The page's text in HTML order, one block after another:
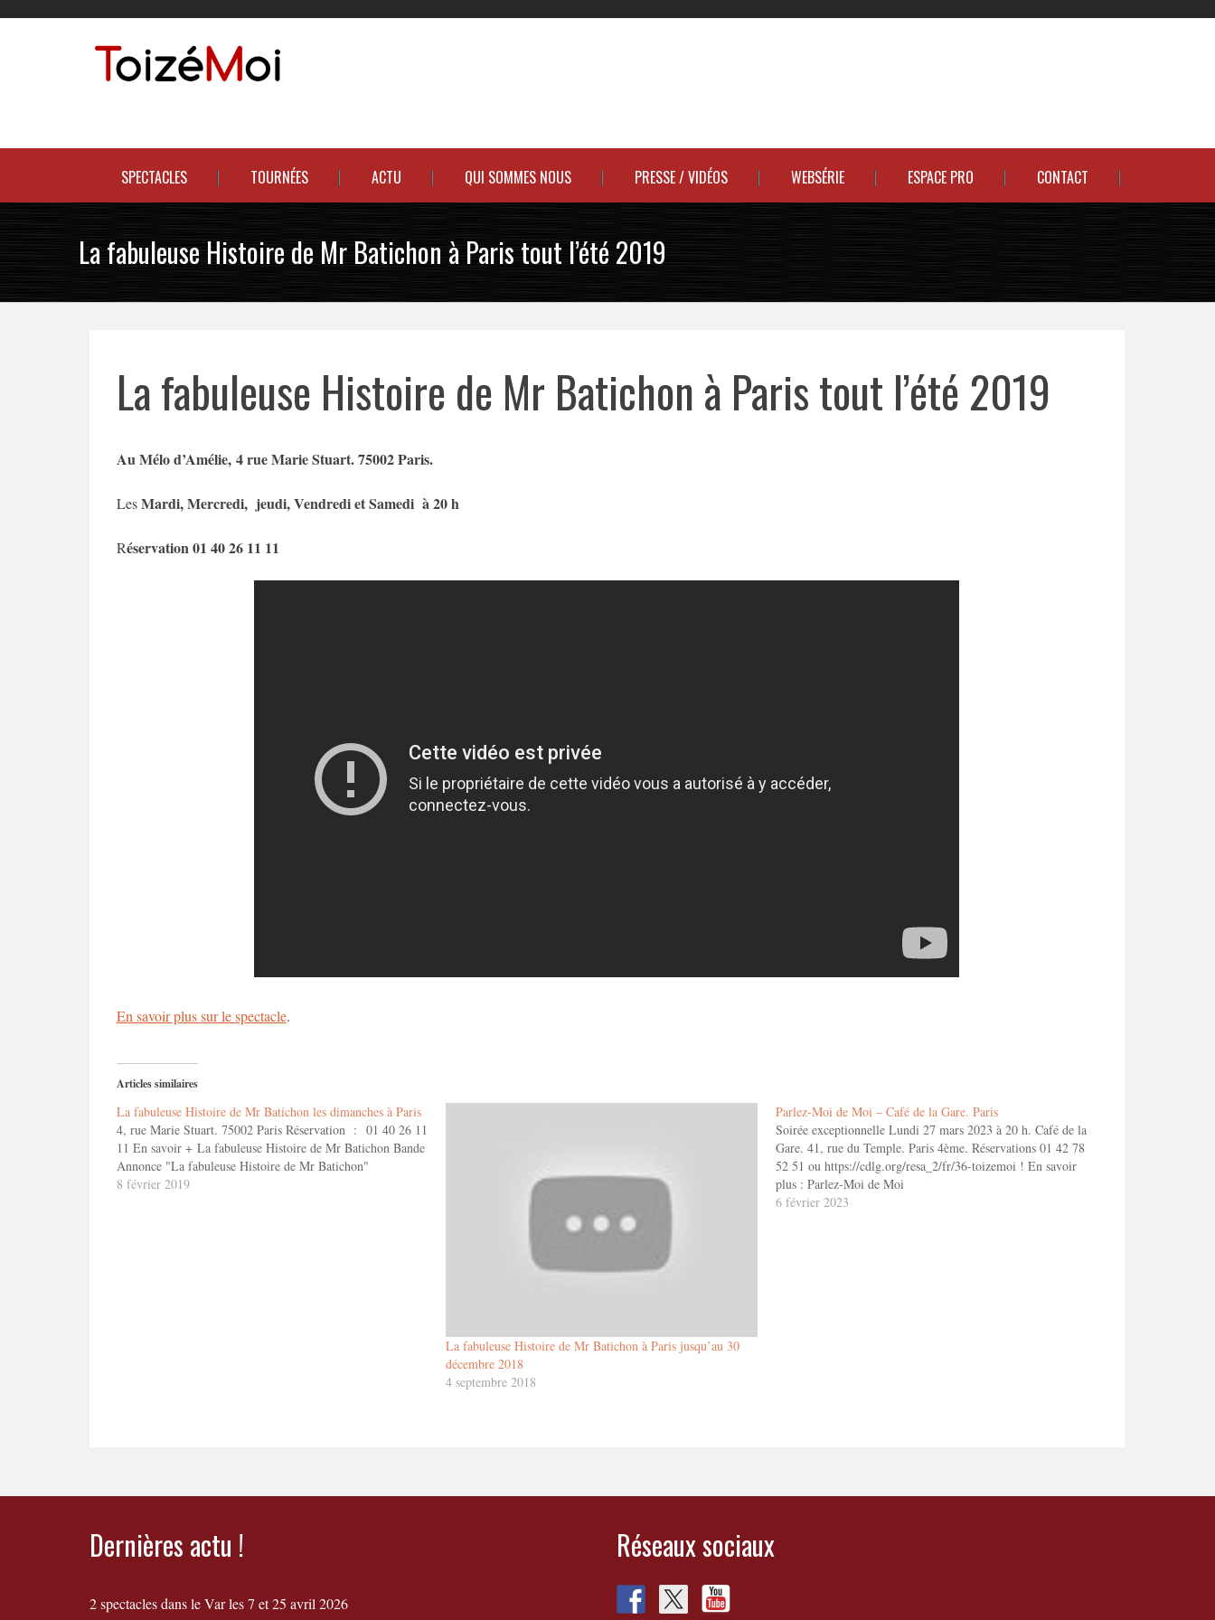
SPECTACLES TOURNÉES ACTU QUI SOMMES NOUS PRESSE / VIDÉOS WEBSÉRIE ESPACE PRO CONTACT
La fabuleuse Histoire de Mr Batichon à Paris tout l’été 2019
La fabuleuse Histoire de Mr Batichon à Paris tout l’été 2019
Au Mélo d’Amélie, 4 rue Marie Stuart. 75002 Paris.
LesMardi, Mercredi, jeudi, Vendredi et Samedi à 20 h
Réservation 01 40 26 11 11
En savoir plus sur le spectacle.
Articles similaires
La fabuleuse Histoire de Mr Batichon les dimanches à Paris
4, rue Marie Stuart. 75002 Paris Réservation : 01 40 26 11
11 En savoir + La fabuleuse Histoire de Mr Batichon Bande
Annonce "La fabuleuse Histoire de Mr Batichon"
8 février 2019
La fabuleuse Histoire de Mr Batichon à Paris jusqu’au 30
décembre 2018
4 septembre 2018
Parlez-Moi de Moi – Café de la Gare. Paris
Soirée exceptionnelle Lundi 27 mars 2023 à 20 h. Café de la
Gare. 41, rue du Temple. Paris 4ème. Réservations 01 42 78
52 51 ou https://cdlg.org/resa_2/fr/36-toizemoi ! En savoir
plus : Parlez-Moi de Moi
6 février 2023
Dernières actu !
2 spectacles dans le Var les 7 et 25 avril 2026
Réseaux sociaux